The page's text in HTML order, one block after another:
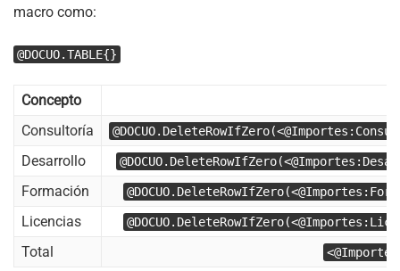
macro como:
@DOCUO.TABLE{}
Concepto
Consultoría
Desarrollo
Formación
Licencias
Total